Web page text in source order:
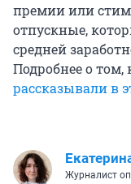
премии или
отпускные,
средней
Подробнее о том,
рассказывали в
Журналист